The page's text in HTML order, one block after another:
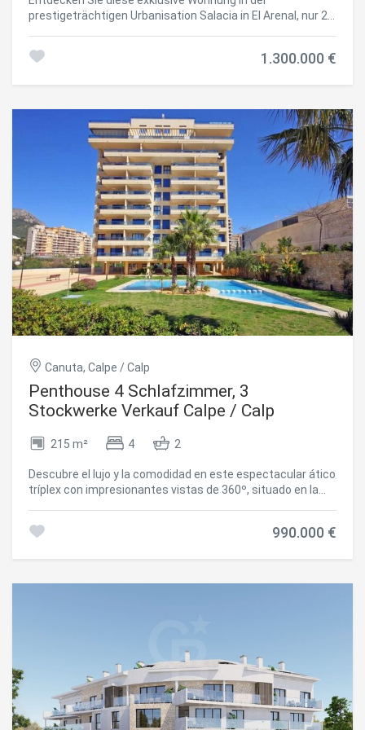
und Komfort. Das Innen-Außen-Konzept wird dank seiner
Außenbereiche maximal verbessert, wodurch eine
natürliche Verbindung zwischen Innen- und Außenbereich
entsteht und das mediterrane Wohnerlebnis auf ein neues
Resort-ähnliche Einrichtungen: Gemeinschaftspool mit
mit Cross-Training- und Calisthenics-Bereichen Bereich
Yoga, Meditation und Wellness Spa mit Whirlpool, Sauna
und kaltem Erholungsbereich Kinderbereich und Räume für
Familienveranstaltungen Große private Gartenflächen
Beinhaltet Schwimmbad und privaten Garten Das
Grundstück umfasst außerdem einen Garagenplatz und
einen Lagerraum im Keller mit direktem Zugang per Aufzug
sowie einen Fahrradbereich und ein
Videoüberwachungssystem. Mit einer Gesamtfläche von
173,23 m² bietet dieses Anwesen eine einzigartige
Gelegenheit, ein exklusives Zuhause mit einem privaten
Solarium in einer der begehrtesten Enklaven im
Mittelmeerraum zu genießen. Das Marina Beach
Residential ist nicht nur ein Zuhause, sondern eine
Lebensweise. #ref:CBS836
prestigeträchtigen Urbanisation Salacia in El Arenal, nur 2
unschlagbare Lage am Meer vereint. Das Anwesen bietet 4
Geschmack gestaltet sind. Seine ausgewogene und helle
Aufteilung schafft eine einladende Atmosphäre, die
sowohl für den gewöhnlichen Aufenthalt als auch für lange
Aufenthalte am Meer ideal ist. Hervorzuheben ist die
beeindruckende 20 m² große Terrasse, die sich perfekt
zum Entspannen, Sonnenbaden oder zum Teilen
unvergesslicher Momente im Freien eignet. Die
Urbanisation Salacia ist ein Synonym für Komfort und
Exklusivität und bietet eine ruhige und sichere Umgebung,
nur wenige Schritte von Geschäften, Restaurants, Cafés
und allen Dienstleistungen entfernt, die die Gegend von
Arenal bietet. Eine außergewöhnliche Gelegenheit, ein
Haus in einer der begehrtesten Lagen in Javea zu
erwerben, wo der mediterrane Lebensstil vom Feinsten
gelebt wird. #ref:CBS705
1.300.000 €
Canuta, Calpe / Calp
Penthouse 4 Schlafzimmer, 3
Stockwerke Verkauf Calpe / Calp
215 m² 4 2
Descubre el lujo y la comodidad en este espectacular ático
tríplex con impresionantes vistas de 360º, situado en la
inigualable, donde la amplitud, la luz natural y el diseño se
acceso a terraza, un aseo de cortesía y una espaciosa
su vestidor privado y su baño en suite. La undécima planta
es un auténtico oasis: un espectacular solárium con
vistas a los cuatro puntos cardinales, perfecto para
relajarse, disfrutar del sol mediterráneo y organizar
inolvidables reuniones al aire libre. Este ático se vende
990.000 €